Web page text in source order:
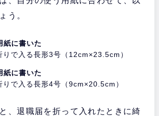
う。
紙に書いた
で入る長形3号（12cm×23.5cm）
紙に書いた
で入る長形4号（9cm×20.5cm）
、退職届を折って入れたときに綺